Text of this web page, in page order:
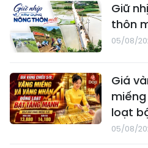
Giữ
thôn
05/08/
Giá
loạt
05/08/